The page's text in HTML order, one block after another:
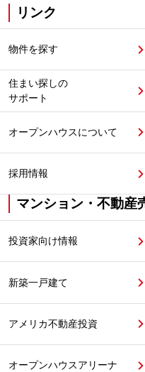
リンク
物件を探す
住まい探しの
サポート
オープンハウスについて
採用情報
マンション・不動産
投資家向け情報
新築一戸建て
アメリカ不動産投資
オープンハウスアリーナ